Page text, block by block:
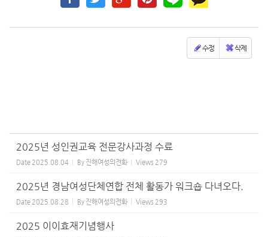
수정 삭제
2025년 성인권교육 전문강사과정 수료
Date 2025.08.04 By 진해여성의전화 Views 279
2025년 경남여성단체연합 전체 활동가 워크숍 다녀오다.
Date 2025.08.28 By 진해여성의전화 Views 293
2025 이이효재기념행사